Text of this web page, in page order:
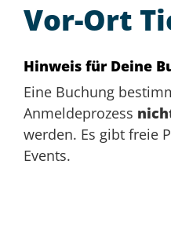
Vor-Ort
Hinweis für Deine
Eine Buchung
Anmeldeprozess
werden. Es gibt freie
Events.